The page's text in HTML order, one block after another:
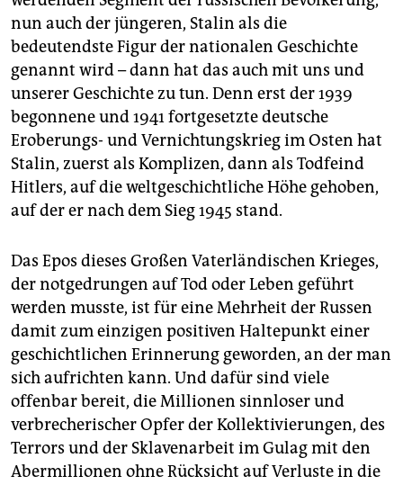
nun auch der jüngeren, Stalin als die
bedeutendste Figur der nationalen Geschichte
genannt wird – dann hat das auch mit uns und
unserer Geschichte zu tun. Denn erst der 1939
begonnene und 1941 fortgesetzte deutsche
Eroberungs- und Vernichtungskrieg im Osten hat
Stalin, zuerst als Komplizen, dann als Todfeind
Hitlers, auf die weltgeschichtliche Höhe gehoben,
auf der er nach dem Sieg 1945 stand.
Das Epos dieses Großen Vaterländischen Krieges,
der notgedrungen auf Tod oder Leben geführt
werden musste, ist für eine Mehrheit der Russen
damit zum einzigen positiven Haltepunkt einer
geschichtlichen Erinnerung geworden, an der man
sich aufrichten kann. Und dafür sind viele
offenbar bereit, die Millionen sinnloser und
verbrecherischer Opfer der Kollektivierungen, des
Terrors und der Sklavenarbeit im Gulag mit den
Abermillio­nen ohne Rücksicht auf Verluste in die